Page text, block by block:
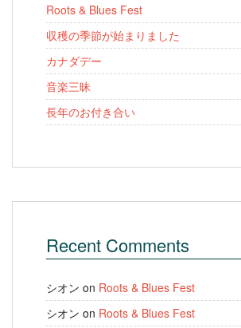
Roots & Blues Fest
収穫の季節が始まりました
カナダデー
音楽三昧
長年のお付き合い
Recent Comments
シオン on Roots & Blues Fest
シオン on Roots & Blues Fest